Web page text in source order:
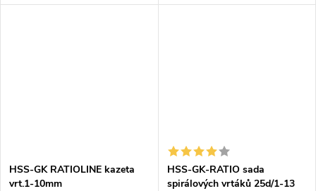
HSS-GK RATIOLINE kazeta
vrt.1-10mm
HSS-GK-RATIO sada
spirálových vrtáků 25d/1-13